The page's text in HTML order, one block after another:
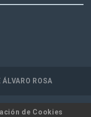
ÁLVARO ROSA
de Cookies